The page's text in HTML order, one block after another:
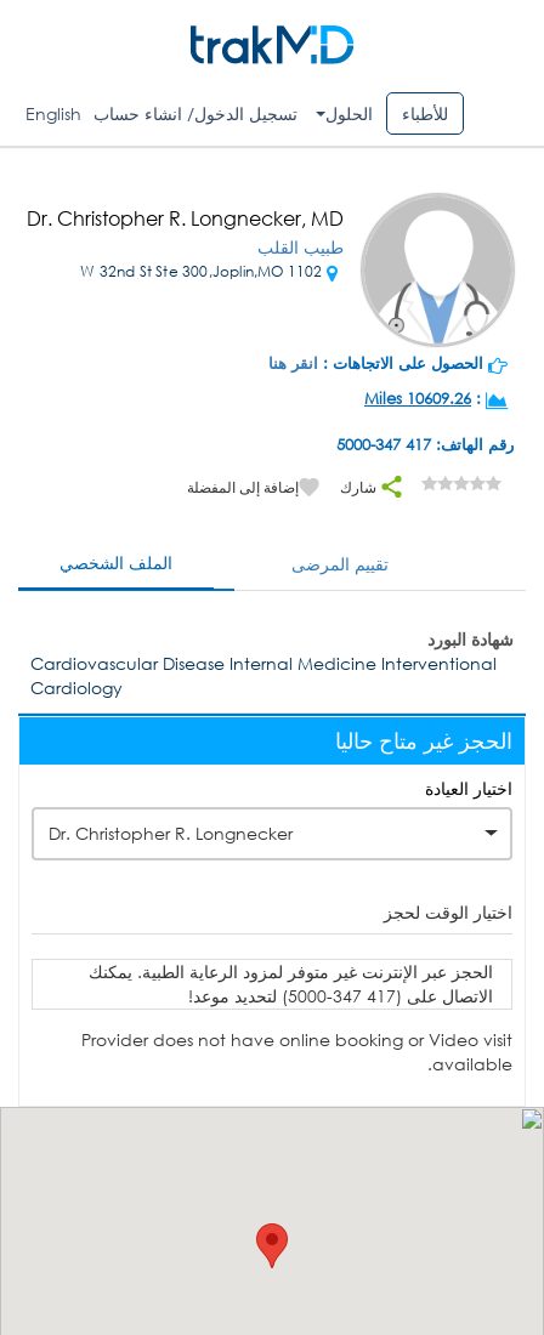
للأطباء الحلول تسجيل الدخول/ انشاء حساب English
Dr. Christopher R. Longnecker, MD
طبيب القلب
الحصول على الاتجاهات : انقر هنا
:
10609.26 Miles
رقم الهاتف: 417 347-5000
شارك إضافة إلى المفضلة
الملف الشخصي تقييم المرضى
شهادة البورد
Cardiovascular Disease Internal Medicine Interventional
Cardiology
الحجز غير متاح حاليا
اختيار العيادة
Dr. Christopher R. Longnecker
اختيار الوقت لحجز
الحجز عبر الإنترنت غير متوفر لمزود الرعاية الطبية. يمكنك
الاتصال على (417 347-5000) لتحديد موعد!
Provider does not have online booking or Video visit
available.